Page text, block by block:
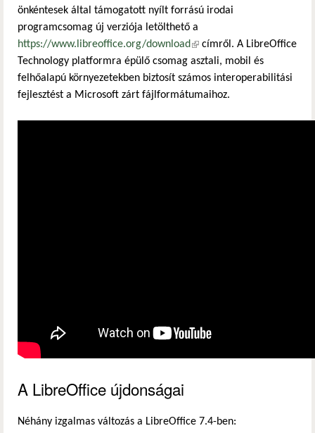
önkéntesek által támogatott nyílt forrású irodai
programcsomag új verziója letölthető a
https://www.libreoffice.org/download (külső hivatkozás)
címről. A LibreOffice
Technology platformra épülő csomag asztali, mobil és
felhőalapú környezetekben biztosít számos interoperabilitási
fejlesztést a Microsoft zárt fájlformátumaihoz.
A LibreOffice újdonságai
Néhány izgalmas változás a LibreOffice 7.4-ben: